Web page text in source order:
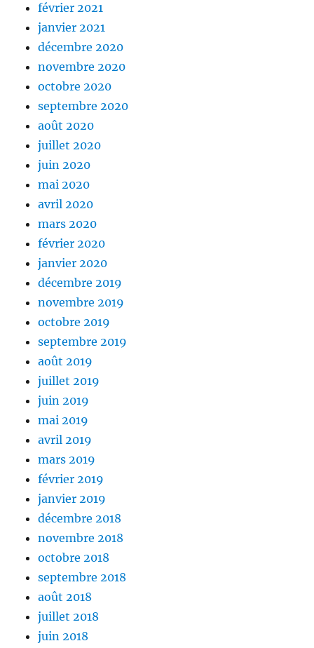
février 2021
janvier 2021
décembre 2020
novembre 2020
octobre 2020
septembre 2020
août 2020
juillet 2020
juin 2020
mai 2020
avril 2020
mars 2020
février 2020
janvier 2020
décembre 2019
novembre 2019
octobre 2019
septembre 2019
août 2019
juillet 2019
juin 2019
mai 2019
avril 2019
mars 2019
février 2019
janvier 2019
décembre 2018
novembre 2018
octobre 2018
septembre 2018
août 2018
juillet 2018
juin 2018